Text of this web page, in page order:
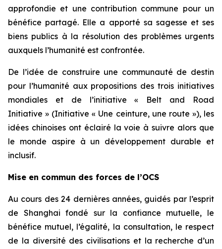
approfondie et une contribution commune pour un
bénéfice partagé. Elle a apporté sa sagesse et ses
biens publics à la résolution des problèmes urgents
auxquels l’humanité est confrontée.
De l’idée de construire une communauté de destin
pour l’humanité aux propositions des trois initiatives
mondiales et de l’initiative « Belt and Road
Initiative » (Initiative « Une ceinture, une route »), les
idées chinoises ont éclairé la voie à suivre alors que
le monde aspire à un développement durable et
inclusif.
Mise en commun des forces de l’OCS
Au cours des 24 dernières années, guidés par l’esprit
de Shanghai fondé sur la confiance mutuelle, le
bénéfice mutuel, l’égalité, la consultation, le respect
de la diversité des civilisations et la recherche d’un